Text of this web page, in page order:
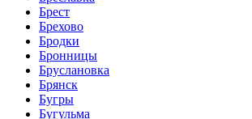
Брест
Брехово
Бродки
Бронницы
Бруслановка
Брянск
Бугры
Бугульма